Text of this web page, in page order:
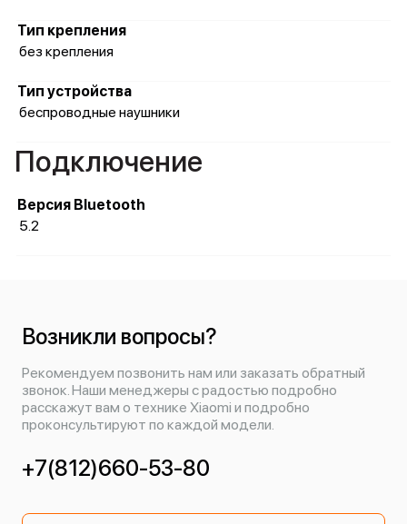
Тип крепления
без крепления
Тип устройства
беспроводные наушники
Подключение
Версия Bluetooth
5.2
Возникли вопросы?
Рекомендуем позвонить нам или заказать обратный
звонок. Наши менеджеры с радостью подробно
расскажут вам о технике Xiaomi и подробно
проконсультируют по каждой модели.
+7(812)660-53-80